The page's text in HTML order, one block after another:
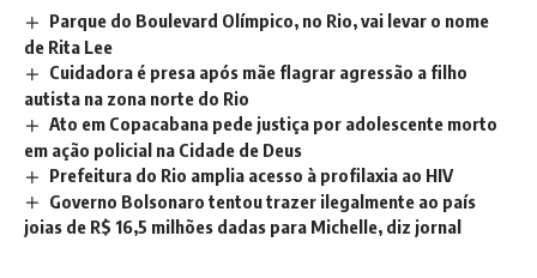
Parque do Boulevard Olímpico, no Rio, vai levar o nome
de Rita Lee
Cuidadora é presa após mãe flagrar agressão a filho
autista na zona norte do Rio
Ato em Copacabana pede justiça por adolescente morto
em ação policial na Cidade de Deus
Prefeitura do Rio amplia acesso à profilaxia ao HIV
Governo Bolsonaro tentou trazer ilegalmente ao país
joias de R$ 16,5 milhões dadas para Michelle, diz jornal